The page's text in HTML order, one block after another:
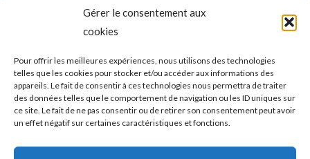
Gérer le consentement aux
cookies
Pour offrir les meilleures expériences, nous utilisons des technologies
telles que les cookies pour stocker et/ou accéder aux informations des
appareils. Le fait de consentir à ces technologies nous permettra de traiter
des données telles que le comportement de navigation ou les ID uniques sur
ce site. Le fait de ne pas consentir ou de retirer son consentement peut avoir
un effet négatif sur certaines caractéristiques et fonctions.
Mentions Légales
Conditions Générales de Ventes
Contact
Mon compte